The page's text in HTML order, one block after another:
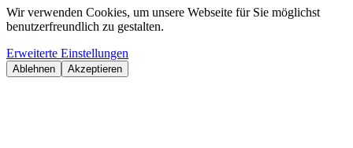
Wir verwenden Cookies, um unsere Webseite für Sie möglichst
benutzerfreundlich zu gestalten.
Erweiterte Einstellungen
Ablehnen Akzeptieren